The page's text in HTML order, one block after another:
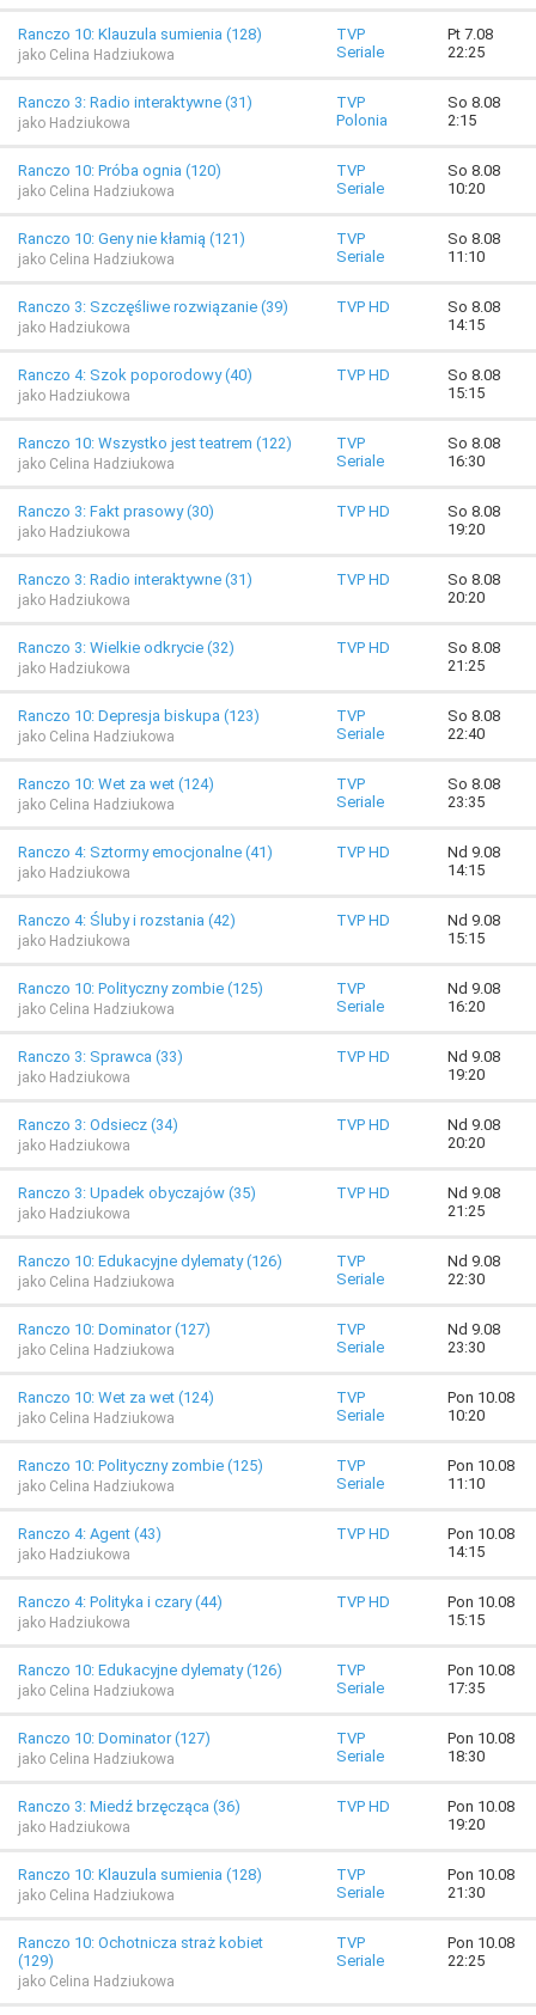
Ranczo 10: Klauzula sumienia (128)
jako Celina Hadziukowa
TVP
Seriale
Pt 7.08
22:25
Ranczo 3: Radio interaktywne (31)
jako Hadziukowa
TVP
Polonia
So 8.08
2:15
Ranczo 10: Próba ognia (120)
jako Celina Hadziukowa
TVP
Seriale
So 8.08
10:20
Ranczo 10: Geny nie kłamią (121)
jako Celina Hadziukowa
TVP
Seriale
So 8.08
11:10
Ranczo 3: Szczęśliwe rozwiązanie (39)
jako Hadziukowa
TVP HD
So 8.08
14:15
Ranczo 4: Szok poporodowy (40)
jako Hadziukowa
TVP HD
So 8.08
15:15
Ranczo 10: Wszystko jest teatrem (122)
jako Celina Hadziukowa
TVP
Seriale
So 8.08
16:30
Ranczo 3: Fakt prasowy (30)
jako Hadziukowa
TVP HD
So 8.08
19:20
Ranczo 3: Radio interaktywne (31)
jako Hadziukowa
TVP HD
So 8.08
20:20
Ranczo 3: Wielkie odkrycie (32)
jako Hadziukowa
TVP HD
So 8.08
21:25
Ranczo 10: Depresja biskupa (123)
jako Celina Hadziukowa
TVP
Seriale
So 8.08
22:40
Ranczo 10: Wet za wet (124)
jako Celina Hadziukowa
TVP
Seriale
So 8.08
23:35
Ranczo 4: Sztormy emocjonalne (41)
jako Hadziukowa
TVP HD
Nd 9.08
14:15
Ranczo 4: Śluby i rozstania (42)
jako Hadziukowa
TVP HD
Nd 9.08
15:15
Ranczo 10: Polityczny zombie (125)
jako Celina Hadziukowa
TVP
Seriale
Nd 9.08
16:20
Ranczo 3: Sprawca (33)
jako Hadziukowa
TVP HD
Nd 9.08
19:20
Ranczo 3: Odsiecz (34)
jako Hadziukowa
TVP HD
Nd 9.08
20:20
Ranczo 3: Upadek obyczajów (35)
jako Hadziukowa
TVP HD
Nd 9.08
21:25
Ranczo 10: Edukacyjne dylematy (126)
jako Celina Hadziukowa
TVP
Seriale
Nd 9.08
22:30
Ranczo 10: Dominator (127)
jako Celina Hadziukowa
TVP
Seriale
Nd 9.08
23:30
Ranczo 10: Wet za wet (124)
jako Celina Hadziukowa
TVP
Seriale
Pon 10.08
10:20
Ranczo 10: Polityczny zombie (125)
jako Celina Hadziukowa
TVP
Seriale
Pon 10.08
11:10
Ranczo 4: Agent (43)
jako Hadziukowa
TVP HD
Pon 10.08
14:15
Ranczo 4: Polityka i czary (44)
jako Hadziukowa
TVP HD
Pon 10.08
15:15
Ranczo 10: Edukacyjne dylematy (126)
jako Celina Hadziukowa
TVP
Seriale
Pon 10.08
17:35
Ranczo 10: Dominator (127)
jako Celina Hadziukowa
TVP
Seriale
Pon 10.08
18:30
Ranczo 3: Miedź brzęcząca (36)
jako Hadziukowa
TVP HD
Pon 10.08
19:20
Ranczo 10: Klauzula sumienia (128)
jako Celina Hadziukowa
TVP
Seriale
Pon 10.08
21:30
Ranczo 10: Ochotnicza straż kobiet
(129)
jako Celina Hadziukowa
TVP
Seriale
Pon 10.08
22:25